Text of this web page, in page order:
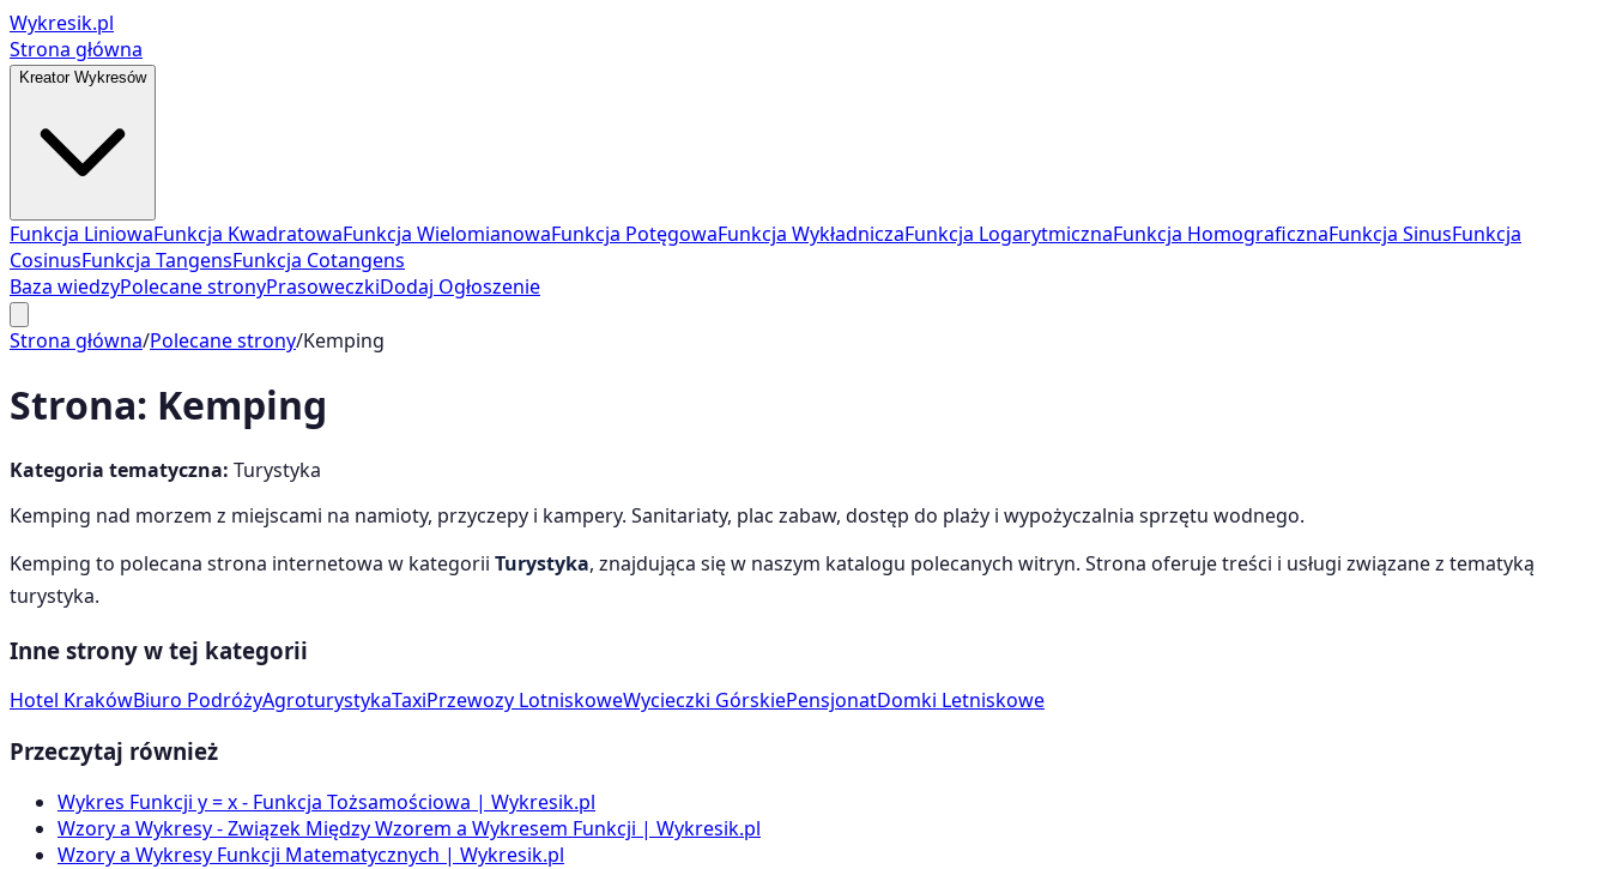
Wykresik.pl
Strona główna
Kreator Wykresów
Funkcja LiniowaFunkcja KwadratowaFunkcja WielomianowaFunkcja PotęgowaFunkcja WykładniczaFunkcja LogarytmicznaFunkcja HomograficznaFunkcja SinusFunkcja
CosinusFunkcja TangensFunkcja Cotangens
Baza wiedzyPolecane stronyPrasoweczkiDodaj Ogłoszenie
Strona główna/Polecane strony/Kemping
Strona: Kemping
Kategoria tematyczna: Turystyka
Kemping nad morzem z miejscami na namioty, przyczepy i kampery. Sanitariaty, plac zabaw, dostęp do plaży i wypożyczalnia sprzętu wodnego.
Kemping to polecana strona internetowa w kategorii Turystyka, znajdująca się w naszym katalogu polecanych witryn. Strona oferuje treści i usługi związane z tematyką
turystyka.
Inne strony w tej kategorii
Hotel KrakówBiuro PodróżyAgroturystykaTaxiPrzewozy LotniskoweWycieczki GórskiePensjonatDomki Letniskowe
Przeczytaj również
Wykres Funkcji y = x - Funkcja Tożsamościowa | Wykresik.pl
Wzory a Wykresy - Związek Między Wzorem a Wykresem Funkcji | Wykresik.pl
Wzory a Wykresy Funkcji Matematycznych | Wykresik.pl